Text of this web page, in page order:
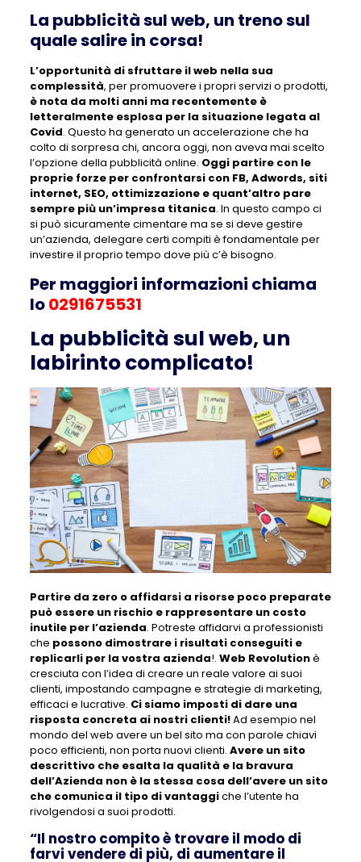
La pubblicità sul web, un treno sul
quale salire in corsa!
L’opportunità di sfruttare il web nella sua
complessità, per promuovere i propri servizi o prodotti,
è nota da molti anni ma recentemente è
letteralmente esplosa per la situazione legata al
Covid. Questo ha generato un accelerazione che ha
colto di sorpresa chi, ancora oggi, non aveva mai scelto
l’opzione della pubblicità online. Oggi partire con le
proprie forze per confrontarsi con FB, Adwords, siti
internet, SEO, ottimizzazione e quant’altro pare
sempre più un’impresa titanica. In questo campo ci
si può sicuramente cimentare ma se si deve gestire
un’azienda, delegare certi compiti è fondamentale per
investire il proprio tempo dove più c’è bisogno.
Per maggiori informazioni chiama
lo0291675531
La pubblicità sul web, un
labirinto complicato!
Partire da zero o affidarsi a risorse poco preparate
può essere un rischio e rappresentare un costo
inutile per l’azienda. Potreste affidarvi a professionisti
che possono dimostrare i risultati conseguiti e
replicarli per la vostra azienda!. Web Revolutionè
cresciuta con l’idea di creare un reale valore ai suoi
clienti, impostando campagne e strategie di marketing,
efficaci e lucrative. Ci siamo imposti di dare una
risposta concreta ai nostri clienti!Ad esempio nel
mondo del web avere un bel sito ma con parole chiavi
poco efficienti, non porta nuovi clienti. Avere un sito
descrittivo che esalta la qualità e la bravura
dell’Azienda non è la stessa cosa dell’avere un sito
che comunica il tipo di vantaggiche l’utente ha
rivolgendosi a suoi prodotti.
“Il nostro compito è trovare il modo di
farvi vendere di più, di aumentare il